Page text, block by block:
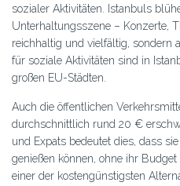
sozialer Aktivitäten. Istanbuls
Unterhaltungsszene – Konzerte,
reichhaltig und vielfältig, sondern
für soziale Aktivitäten sind in
großen EU-Städten.
Auch die öffentlichen
durchschnittlich rund 20 €
und Expats bedeutet dies, dass
genießen können, ohne ihr
einer der kostengünstigsten